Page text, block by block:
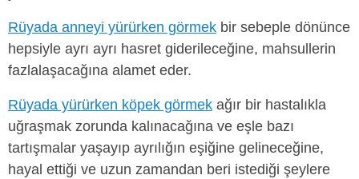
Rüyada anneyi yürürken görmek bir sebeple dönünce
hepsiyle ayrı ayrı hasret giderileceğine, mahsullerin
fazlalaşacağına alamet eder.
Rüyada yürürken köpek görmek ağır bir hastalıkla
uğraşmak zorunda kalınacağına ve eşle bazı
tartışmalar yaşayıp ayrılığın eşiğine gelineceğine,
hayal ettiği ve uzun zamandan beri istediği şeylere